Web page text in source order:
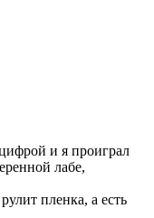
и я проиграл
лабе,
пленка, а есть